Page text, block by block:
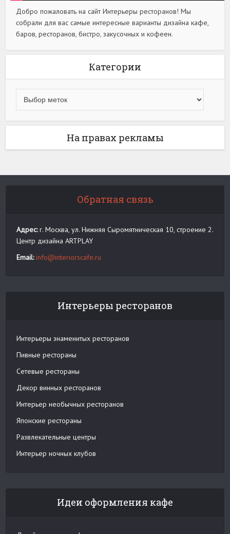
Добро пожаловать на сайт Интерьеры ресторанов! Мы
собрали для вас самые интересные варианты дизайна кафе,
баров, ресторанов, бистро, закусочных и кофеен.
Категории
На правах рекламы
Обратная связь
Адрес:г. Москва, ул. Нижняя Сыромятническая 10, строение 2.
Центр дизайна ARTPLAY
Email: info@interiorscafe.ru
Интерьеры ресторанов
Интерьеры знаменитых ресторанов
Пивные рестораны
Сетевые рестораны
Декор винных ресторанов
Интерьер необычных ресторанов
Японские рестораны
Развлекательные центры
Интерьер ночных клубов
Идеи оформления кафе